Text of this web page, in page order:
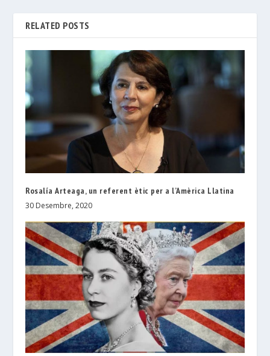
RELATED POSTS
Rosalía Arteaga, un referent ètic per a l’Amèrica Llatina
30 Desembre, 2020